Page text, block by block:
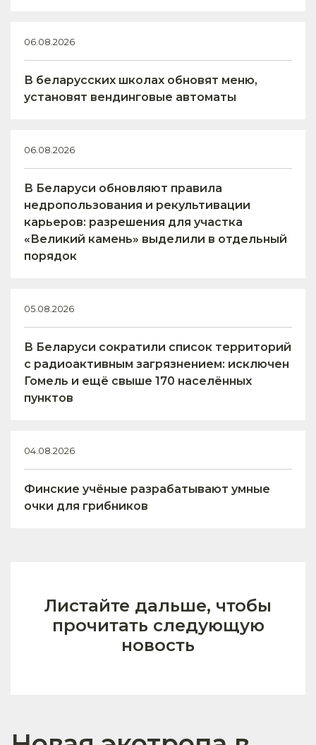
06.08.2026
В беларусских школах обновят меню,
установят вендинговые автоматы
06.08.2026
В Беларуси обновляют правила
недропользования и рекультивации
карьеров: разрешения для участка
«Великий камень» выделили в отдельный
порядок
05.08.2026
В Беларуси сократили список территорий
с радиоактивным загрязнением: исключен
Гомель и ещё свыше 170 населённых
пунктов
04.08.2026
Финские учёные разрабатывают умные
очки для грибников
Листайте дальше, чтобы
прочитать следующую
новость